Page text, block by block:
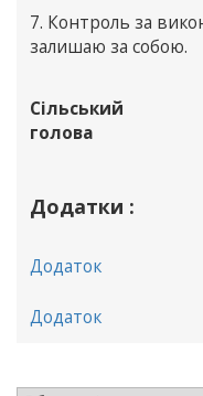
7. Контроль за
залишаю за собою.
Сільський
голова
Додатки :
Додаток
Додаток